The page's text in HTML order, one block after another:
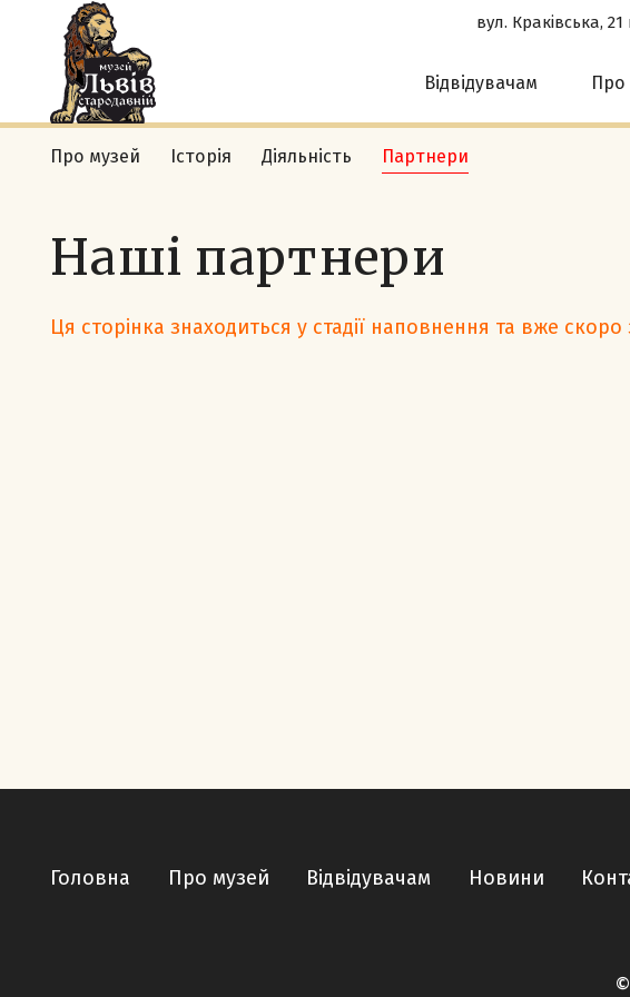
вул. Краківська,
Відвідувачам Про
Про музей Історія Діяльність Партнери
Наші партнери
Ця сторінка знаходиться у стадії наповнення та вже скоро
Головна Про музей Відвідувачам Новини